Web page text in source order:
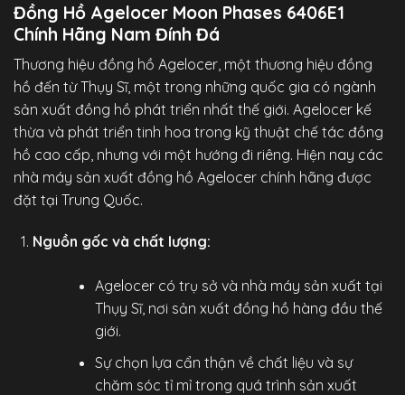
Đồng Hồ Agelocer Moon Phases 6406E1
Chính Hãng Nam Đính Đá
Thương hiệu đồng hồ Agelocer, một thương hiệu đồng
hồ đến từ Thụy Sĩ, một trong những quốc gia có ngành
sản xuất đồng hồ phát triển nhất thế giới. Agelocer kế
thừa và phát triển tinh hoa trong kỹ thuật chế tác đồng
hồ cao cấp, nhưng với một hướng đi riêng. Hiện nay các
nhà máy sản xuất đồng hồ Agelocer chính hãng được
đặt tại Trung Quốc.
Nguồn gốc và chất lượng:
Agelocer có trụ sở và nhà máy sản xuất tại
Thụy Sĩ, nơi sản xuất đồng hồ hàng đầu thế
giới.
Sự chọn lựa cẩn thận về chất liệu và sự
chăm sóc tỉ mỉ trong quá trình sản xuất